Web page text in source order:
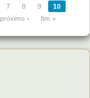
7 8 9
10
próximo › fim »